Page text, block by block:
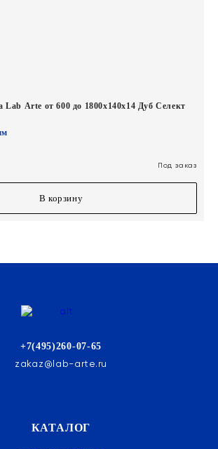
Lab Arte от 600 до 1800х140х14 Дуб Селект
Под заказ
В корзину
+7(495)260-07-65
zakaz@lab-arte.ru
КАТАЛОГ